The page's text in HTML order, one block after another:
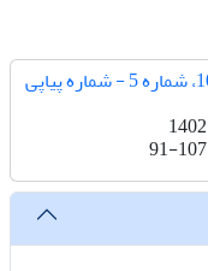
دوره 10، شماره 5 - شماره پیاپی
91-107